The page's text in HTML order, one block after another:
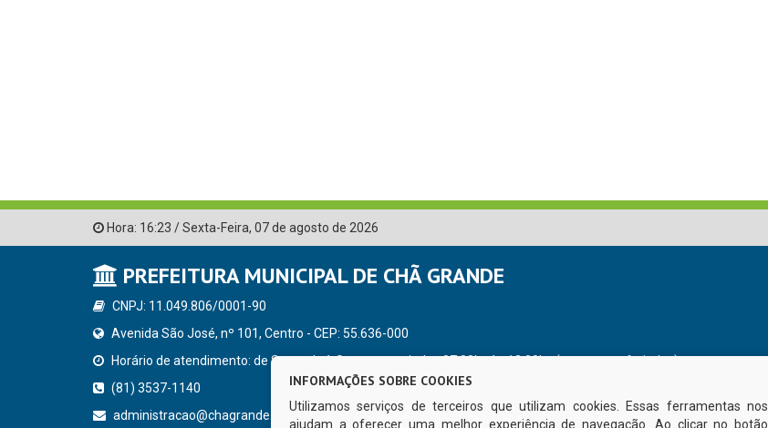
Hora: 16:23 /Sexta-Feira, 07 de agosto de 2026
PREFEITURA MUNICIPAL DE CHÃ GRANDE
CNPJ: 11.049.806/0001-90
Avenida São José, nº 101, Centro - CEP: 55.636-000
Horário de atendimento: de Segunda à Sexta, a partir das 07:00hs às 13:00hs (exceto nos feriados)
(81) 3537-1140
administracao@chagrande.pe.gov.br
INFORMAÇÕES SOBRE COOKIES
Utilizamos serviços de terceiros que utilizam cookies. Essas ferramentas nos
ajudam a oferecer uma melhor experiência de navegação. Ao clicar no botão